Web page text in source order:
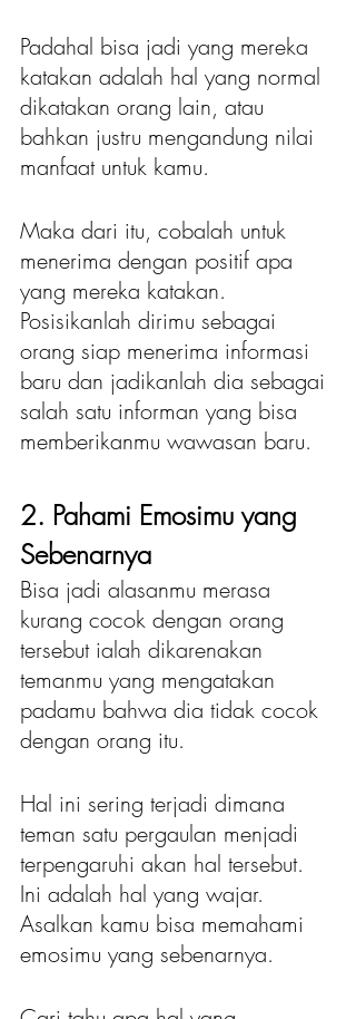
Padahal bisa jadi yang mereka
katakan adalah hal yang normal
dikatakan orang lain, atau
bahkan justru mengandung nilai
manfaat untuk kamu.
Maka dari itu, cobalah untuk
menerima dengan positif apa
yang mereka katakan.
Posisikanlah dirimu sebagai
orang siap menerima informasi
baru dan jadikanlah dia sebagai
salah satu informan yang bisa
memberikanmu wawasan baru.
2. Pahami Emosimu yang
Sebenarnya
Bisa jadi alasanmu merasa
kurang cocok dengan orang
tersebut ialah dikarenakan
temanmu yang mengatakan
padamu bahwa dia tidak cocok
dengan orang itu.
Hal ini sering terjadi dimana
teman satu pergaulan menjadi
terpengaruhi akan hal tersebut.
Ini adalah hal yang wajar.
Asalkan kamu bisa memahami
emosimu yang sebenarnya.